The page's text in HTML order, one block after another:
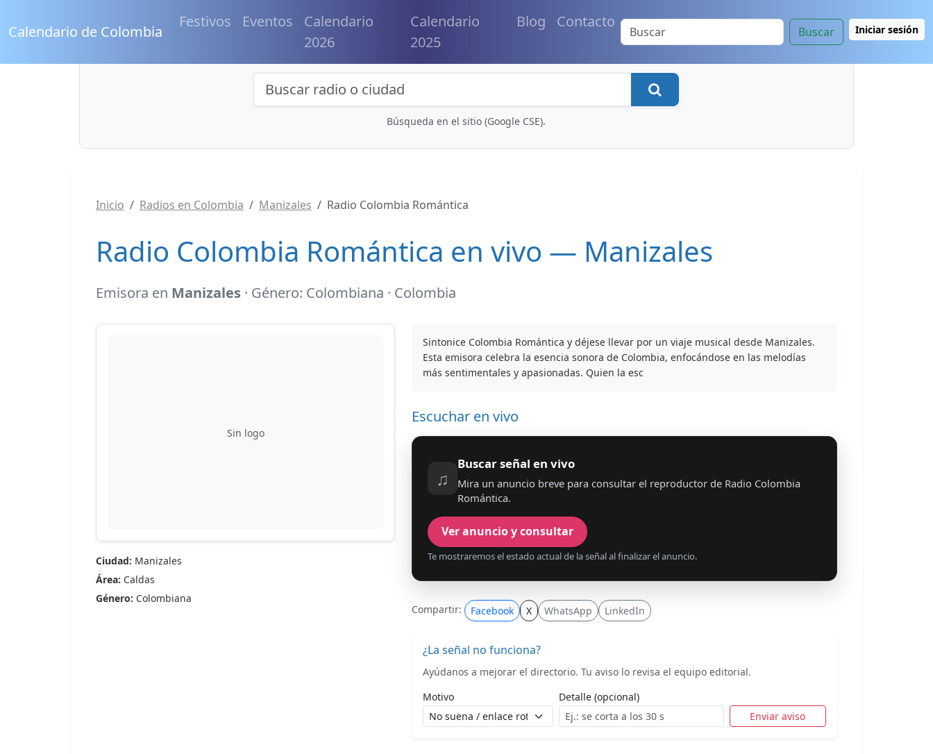
Calendario de Colombia
Festivos Eventos
Calendario
2026
Calendario
2025
Blog Contacto
Buscar Iniciar sesión
Búsqueda de radios y contenidos
Búsqueda en el sitio (Google CSE).
Inicio Radios en Colombia Manizales Radio Colombia Romántica
Radio Colombia Romántica en vivo — Manizales
Emisora en Manizales · Género: Colombiana · Colombia
Sin logo
Ciudad: Manizales
Área: Caldas
Género: Colombiana
Sintonice Colombia Romántica y déjese llevar por un viaje musical desde Manizales.
Esta emisora celebra la esencia sonora de Colombia, enfocándose en las melodías
más sentimentales y apasionadas. Quien la esc
Escuchar en vivo
♫
Buscar señal en vivo
Mira un anuncio breve para consultar el reproductor de Radio Colombia
Romántica.
Ver anuncio y consultar
Te mostraremos el estado actual de la señal al finalizar el anuncio.
Compartir: Facebook X WhatsApp LinkedIn
¿La señal no funciona?
Ayúdanos a mejorar el directorio. Tu aviso lo revisa el equipo editorial.
Motivo
Detalle (opcional)
Enviar aviso